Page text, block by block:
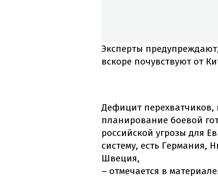
Эксперты
вскоре почувствуют от
Дефицит перехватчиков,
планирование боевой
российской угрозы для
систему, есть
Швеция,
– отмечается в